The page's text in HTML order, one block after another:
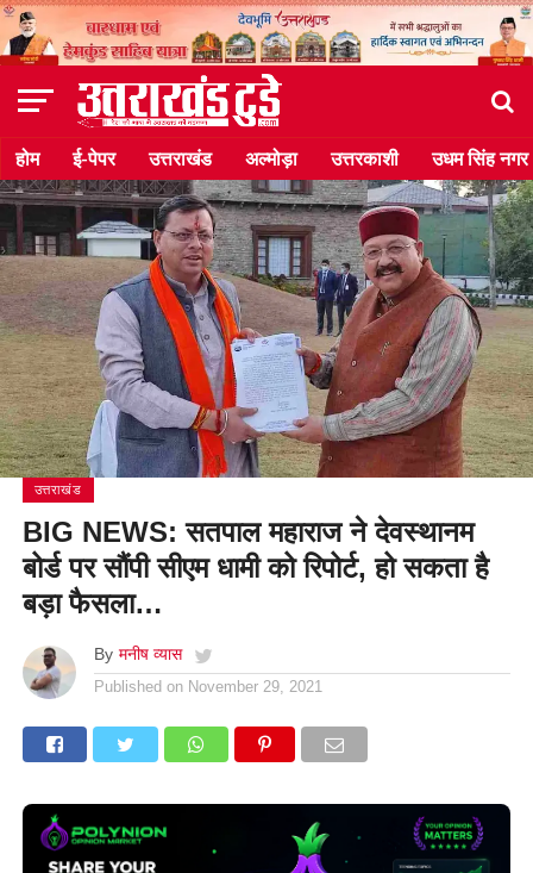
होम ई-पेपर उत्तराखंड अल्मोड़ा उत्तरकाशी उधम सिंह नगर
उत्तराखंड
BIG NEWS: सतपाल महाराज ने देवस्थानम
बोर्ड पर सौंपी सीएम धामी को रिपोर्ट, हो सकता है
बड़ा फैसला…
By मनीष व्यास
Published on November 29, 2021